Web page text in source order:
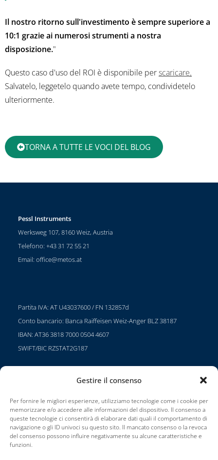
Gestire il consenso
Per fornire le migliori esperienze, utilizziamo tecnologie come i cookie per
memorizzare e/o accedere alle informazioni del dispositivo. Il consenso a
queste tecnologie ci consentirà di elaborare dati quali il comportamento di
navigazione o gli ID univoci su questo sito. Il mancato consenso o la revoca
del consenso possono influire negativamente su alcune caratteristiche e
funzioni.
Il nostro ritorno sull'investimento è sempre superiore a
10:1 grazie ai numerosi strumenti a nostra
disposizione."
Questo caso d'uso del ROI è disponibile perscaricare.
Salvatelo, leggetelo quando avete tempo, condividetelo
ulteriormente.
TORNA A TUTTE LE VOCI DEL BLOG
Pessl Instruments
Werksweg 107, 8160 Weiz, Austria
Telefono: +43 31 72 55 21
Email:office@metos.at
Partita IVA: AT U43037600 / FN 132857d
Conto bancario: Banca Raiffeisen Weiz-Anger BLZ 38187
IBAN: AT36 3818 7000 0504 4607
SWIFT/BIC RZSTAT2G187
Carriera
Condizioni di utilizzo
Impressionante